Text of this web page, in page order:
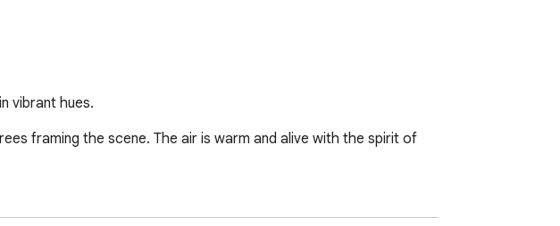
vibrant hues.
framing the scene. The air is warm and alive with the spirit of